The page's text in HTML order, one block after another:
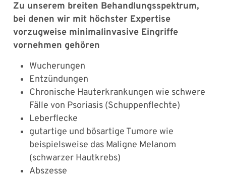
Zu unserem breiten Behandlungsspektrum,
bei denen wir mit höchster Expertise
vorzugweise minimalinvasive Eingriffe
vornehmen gehören
Wucherungen
Entzündungen
Chronische Hauterkrankungen wie schwere
Fälle von Psoriasis (Schuppenflechte)
Leberflecke
gutartige und bösartige Tumore wie
beispielsweise das Maligne Melanom
(schwarzer Hautkrebs)
Abszesse